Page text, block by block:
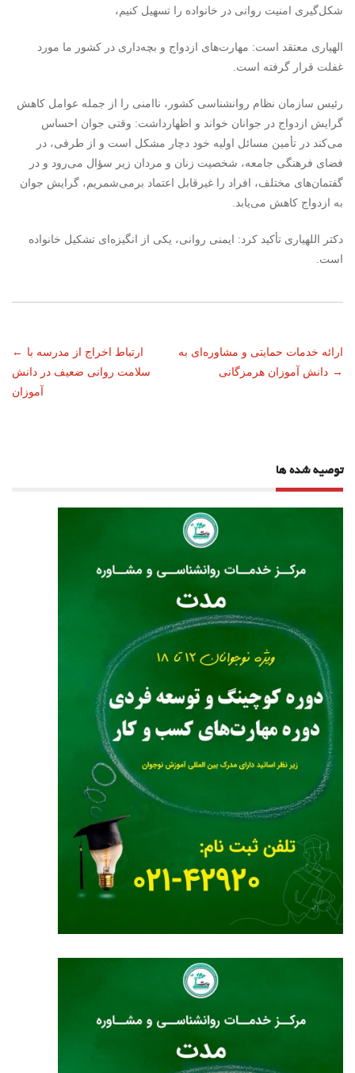
شکل‌گیری امنیت روانی در خانواده را تسهیل کنیم،
الهیاری معتقد است: مهارت‌های ازدواج و بچه‌داری در کشور ما مورد
غفلت قرار گرفته است.
رئیس سازمان نظام روانشناسی کشور، ناامنی را از جمله عوامل کاهش
گرایش ازدواج در جوانان خواند و اظهارداشت: وقتی جوان احساس
می‌کند در تأمین مسائل اولیه خود دچار مشکل است و از طرفی، در
فضای فرهنگی جامعه، شخصیت زنان و مردان زیر سؤال می‌رود و در
گفتمان‌های مختلف، افراد را غیرقابل اعتماد برمی‌شمریم، گرایش جوان
به ازدواج کاهش می‌یابد.
دکتر اللهیاری تأکید کرد: ایمنی روانی، یکی از انگیزه‌ای تشکیل خانواده
است.
ناوبری
نوشته
← ارتباط اخراج از مدرسه با
سلامت روانی ضعیف در دانش
آموزان
ارائه خدمات حمایتی و مشاوره‌ای به
دانش‌ آموزان هرمزگانی →
توصیه شده ها